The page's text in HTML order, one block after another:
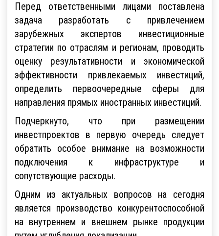
Перед ответственными лицами поставлена
задача разработать с привлечением
зарубежных экспертов инвестиционные
стратегии по отраслям и регионам, проводить
оценку результативности и экономической
эффективности привлекаемых инвестиций,
определить первоочередные сферы для
направления прямых иностранных инвестиций.
Подчеркнуто, что при размещении
инвестпроектов в первую очередь следует
обратить особое внимание на возможности
подключения к инфраструктуре и
сопутствующие расходы.
Одним из актуальных вопросов на сегодня
является производство конкурентоспособной
на внутреннем и внешнем рынке продукции